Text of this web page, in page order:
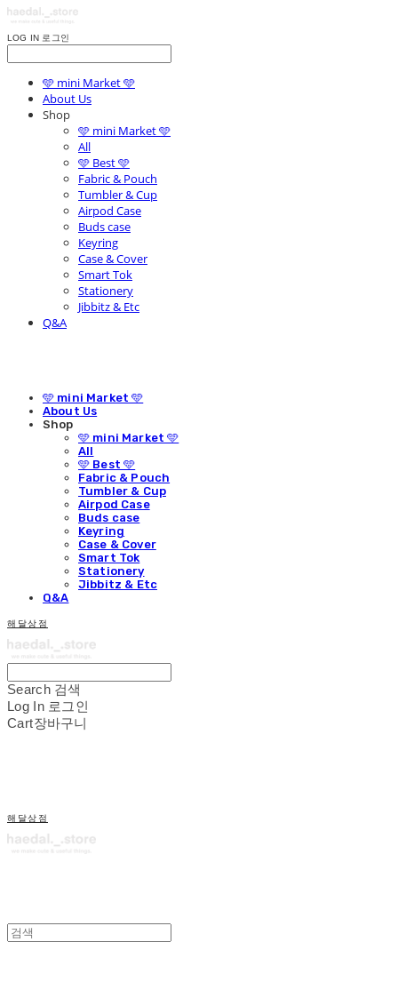
LOG IN 로그인
🩵 mini Market 🩵
About Us
Shop
🩵 mini Market 🩵
All
🩵 Best 🩵
Fabric & Pouch
Tumbler & Cup
Airpod Case
Buds case
Keyring
Case & Cover
Smart Tok
Stationery
Jibbitz & Etc
Q&A
🩵 mini Market 🩵
About Us
Shop
🩵 mini Market 🩵
All
🩵 Best 🩵
Fabric & Pouch
Tumbler & Cup
Airpod Case
Buds case
Keyring
Case & Cover
Smart Tok
Stationery
Jibbitz & Etc
Q&A
해달상점
Search 검색
Log In 로그인
Cart장바구니
해달상점